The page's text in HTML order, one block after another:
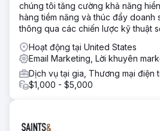
chúng tôi tăng cường khả năng
hàng tiềm năng và thúc đẩy doanh
thông qua các chiến lược kỹ thuật
Hoạt động tại United States
Email Marketing, Lời khuyên
Dịch vụ tại gia, Thương mại điện
$1,000 - $5,000